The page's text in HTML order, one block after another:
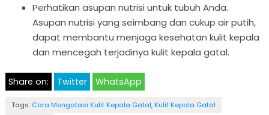
Perhatikan asupan nutrisi untuk tubuh Anda.
Asupan nutrisi yang seimbang dan cukup air putih,
dapat membantu menjaga kesehatan kulit kepala
dan mencegah terjadinya kulit kepala gatal.
Share on: Twitter WhatsApp
Tags: Cara Mengatasi Kulit Kepala Gatal, Kulit Kepala Gatal